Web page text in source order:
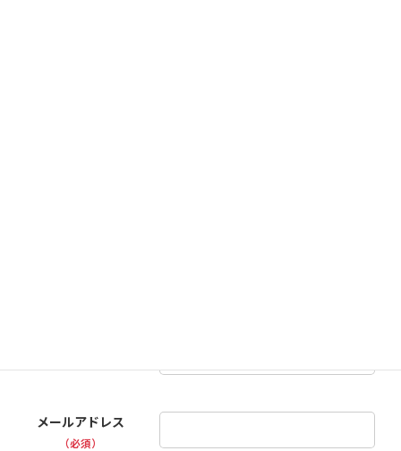
メールアドレス
（必須）